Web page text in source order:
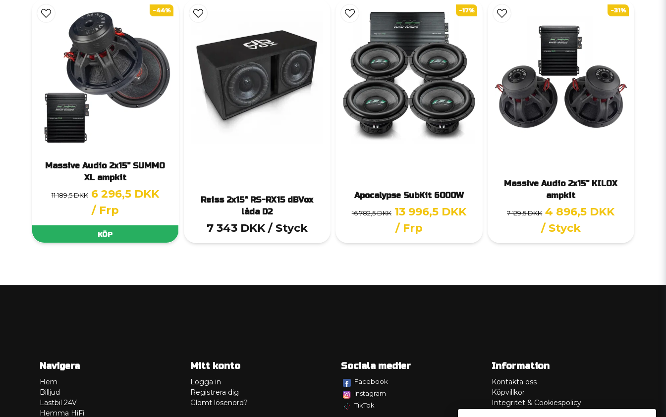
Massive Audio 2x15" SUMMO
XL ampkit
11 189,5 DKK 6 296,5 DKK
/ Frp
KÖP
-44%
Reiss 2x15" RS-RX15 dBVox
låda D2
7 343 DKK / Styck
Apocalypse SubKit 6000W
16 782,5 DKK 13 996,5 DKK
/ Frp
-17%
Massive Audio 2x15" KILOX
ampkit
7 129,5 DKK 4 896,5 DKK
/ Styck
-31%
Navigera
Hem
Billjud
Lastbil 24V
Hemma HiFi
Mitt konto
Logga in
Registrera dig
Glömt lösenord?
Sociala medier
Facebook
Instagram
TikTok
Information
Kontakta oss
Köpvillkor
Integritet & Cookiespolicy